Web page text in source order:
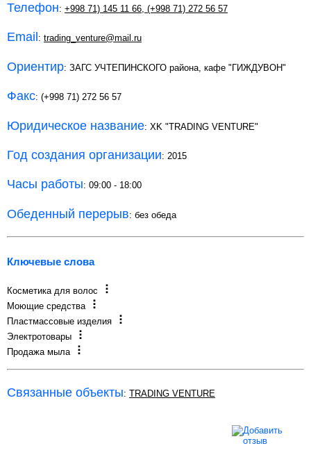
Телефон: +998 71) 145 11 66, (+998 71) 272 56 57
Email : trading_venture@mail.ru
Ориентир: ЗАГС УЧТЕПИНСКОГО района, кафе "ГИЖДУВОН"
Факс: (+998 71) 272 56 57
Юридическое название: XK "TRADING VENTURE"
Год создания организации: 2015
Часы работы: 09:00 - 18:00
Обеденный перерыв: без обеда
Ключевые слова
Косметика для волос
Моющие средства
Пластмассовые изделия
Электротовары
Продажа мыла
Связанные объекты: TRADING VENTURE